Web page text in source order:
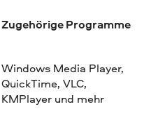
Zugehörige Programme
Windows Media Player,
QuickTime, VLC,
KMPlayer und mehr